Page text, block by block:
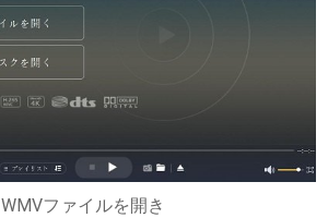
WMVファイルを開き